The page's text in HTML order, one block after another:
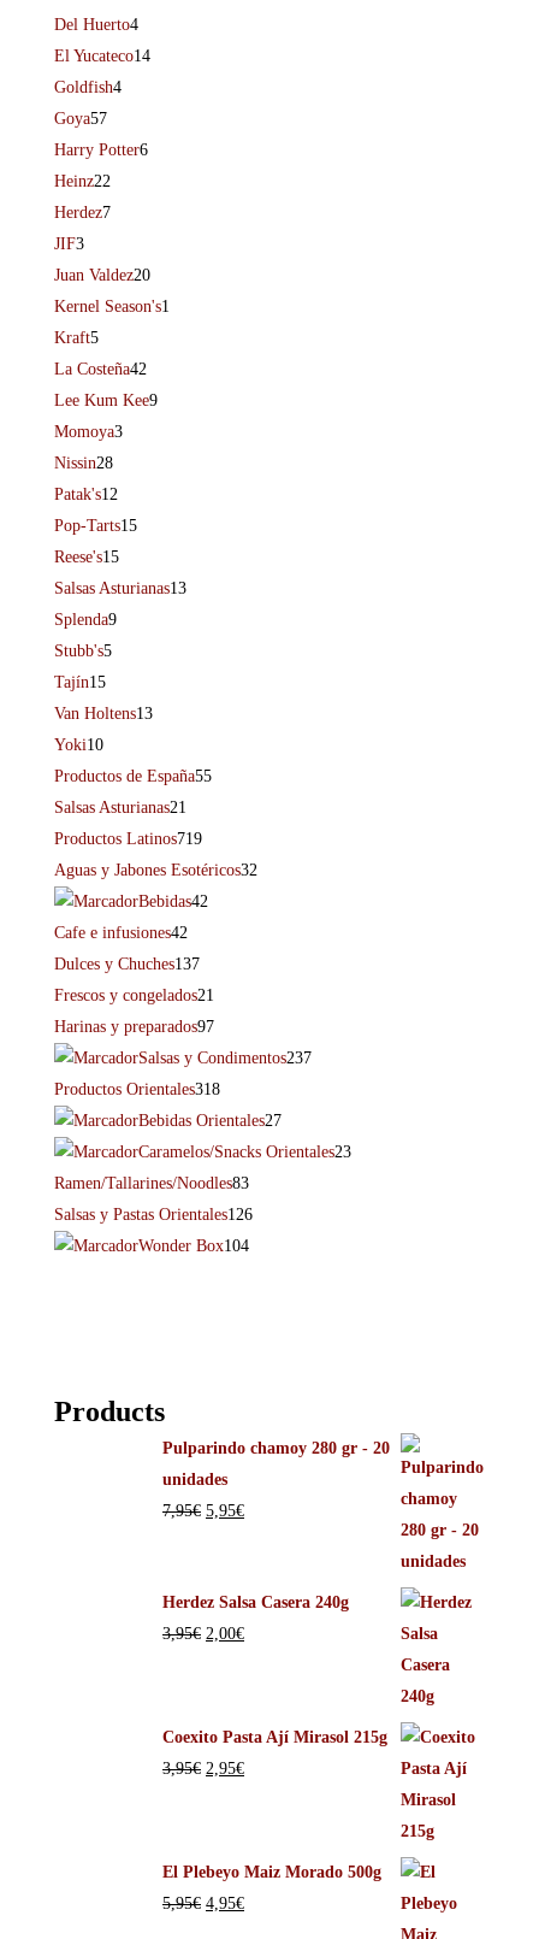
Del Huerto4
El Yucateco14
Goldfish4
Goya57
Harry Potter6
Heinz22
Herdez7
JIF3
Juan Valdez20
Kernel Season's1
Kraft5
La Costeña42
Lee Kum Kee9
Momoya3
Nissin28
Patak's12
Pop-Tarts15
Reese's15
Salsas Asturianas13
Splenda9
Stubb's5
Tajín15
Van Holtens13
Yoki10
Productos de España55
Salsas Asturianas21
Productos Latinos719
Aguas y Jabones Esotéricos32
Bebidas42
Cafe e infusiones42
Dulces y Chuches137
Frescos y congelados21
Harinas y preparados97
Salsas y Condimentos237
Productos Orientales318
Bebidas Orientales27
Caramelos/Snacks Orientales23
Ramen/Tallarines/Noodles83
Salsas y Pastas Orientales126
Wonder Box104
Products
Pulparindo chamoy 280 gr - 20
unidades
7,95€ 5,95€
Herdez Salsa Casera 240g
3,95€ 2,00€
Coexito Pasta Ají Mirasol 215g
3,95€ 2,95€
El Plebeyo Maiz Morado 500g
5,95€ 4,95€